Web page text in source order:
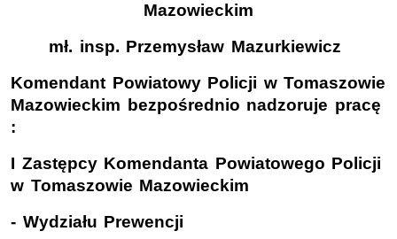
Mazowieckim
mł. insp. Przemysław Mazurkiewicz
Komendant Powiatowy Policji w Tomaszowie
Mazowieckim bezpośrednio nadzoruje pracę
:
I Zastępcy Komendanta Powiatowego Policji
w Tomaszowie Mazowieckim
- Wydziału Prewencji